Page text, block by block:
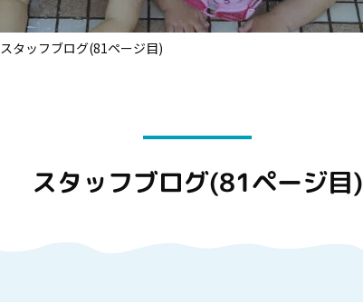
スタッフブログ(81ページ目)
スタッフブログ(81ページ目)